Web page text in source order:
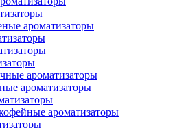
ароматизаторы
ароматизаторы
ароматизаторы
ароматизаторы